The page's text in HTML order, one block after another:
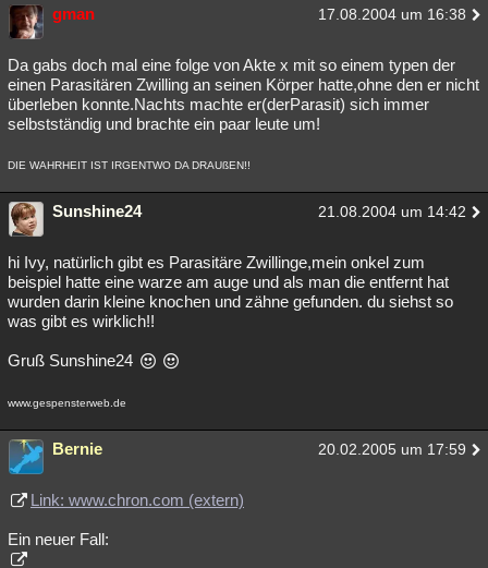
gman 17.08.2004 um 16:38
Da gabs doch mal eine folge von Akte x mit so einem typen der
einen Parasitären Zwilling an seinen Körper hatte,ohne den er nicht
überleben konnte.Nachts machte er(derParasit) sich immer
selbstständig und brachte ein paar leute um!
DIE WAHRHEIT IST IRGENTWO DA DRAUßEN!!
Sunshine24 21.08.2004 um 14:42
hi Ivy, natürlich gibt es Parasitäre Zwillinge,mein onkel zum
beispiel hatte eine warze am auge und als man die entfernt hat
wurden darin kleine knochen und zähne gefunden. du siehst so
was gibt es wirklich!!
Gruß Sunshine24
www.gespensterweb.de
Bernie 20.02.2005 um 17:59
Link: www.chron.com (extern)
Ein neuer Fall: